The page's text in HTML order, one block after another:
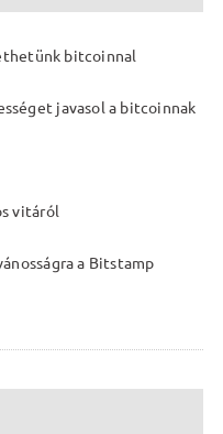
bitcoinnal
javasol a bitcoinnak
vitáról
a Bitstamp